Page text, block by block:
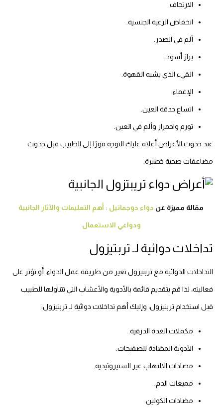
الارتجاف.
انخفاض الرغبة الجنسية.
ألم في الصدر.
براز أسود.
القيء الذي يشبه القهوة.
الإغماء.
اتساع حدقة العين.
تورم واحمرار وألم في العين.
عند حدوث الأعراض أعلاه عليك التوجه فورًا إلى الطبيب قبل حدوث
مضاعفات صحية خطيرة.
مقالة مميزة عن دواء دوجماتيل : أهم التعليمات والآثار الجانبية
ودواعي الاستعمال
تداخلات دوائية لـ تربتيزول
التداخلات الدوائية مع تربتيزول تغير من طريقة عمل الدواء، أو تؤثر على
فعاليته، لذا قم بتقديم قائمة بالأدوية والأعشاب التي تتناولها للطبيب
قبل استخدام تربتيزول، وإليك أهم تداخلات دوائية لـ تربتيزول:
مكملات الغدة الدرقية.
الأدوية المضادة للصفيحات.
مضادات الالتهاب غير الستيروئيدية.
مميعات الدم.
مضادات الكولين.